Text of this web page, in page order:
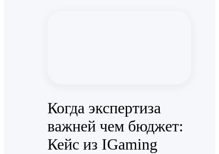
Когда экспертиза
важней чем бюджет:
Кейс из IGaming